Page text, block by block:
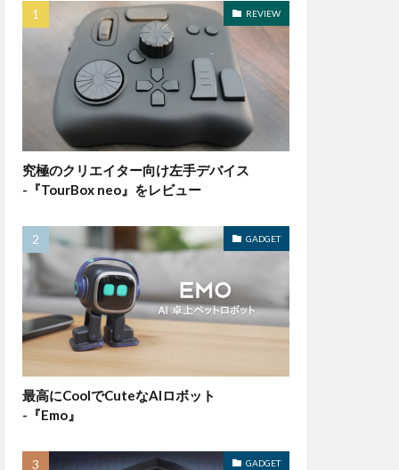
REVIEW
究極のクリエイター向け左手デバイス
-『TourBox neo』をレビュー
GADGET
最高にCoolでCuteなAIロボット
-『Emo』
GADGET